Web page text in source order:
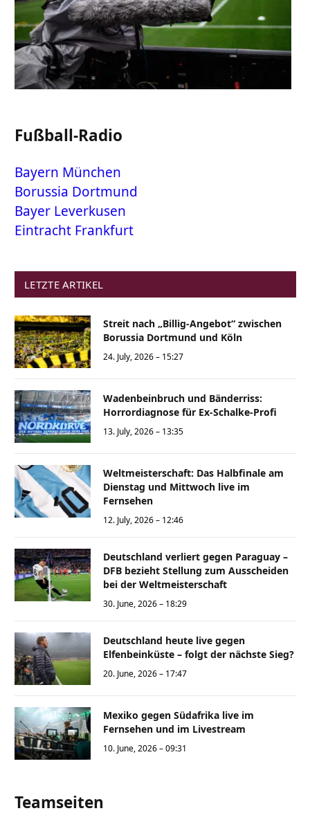
Fußball-Radio
Bayern München
Borussia Dortmund
Bayer Leverkusen
Eintracht Frankfurt
LETZTE ARTIKEL
Streit nach „Billig-Angebot“ zwischen
Borussia Dortmund und Köln
24. July, 2026 – 15:27
Wadenbeinbruch und Bänderriss:
Horrordiagnose für Ex-Schalke-Profi
13. July, 2026 – 13:35
Weltmeisterschaft: Das Halbfinale am
Dienstag und Mittwoch live im
Fernsehen
12. July, 2026 – 12:46
Deutschland verliert gegen Paraguay –
DFB bezieht Stellung zum Ausscheiden
bei der Weltmeisterschaft
30. June, 2026 – 18:29
Deutschland heute live gegen
Elfenbeinküste – folgt der nächste Sieg?
20. June, 2026 – 17:47
Mexiko gegen Südafrika live im
Fernsehen und im Livestream
10. June, 2026 – 09:31
Teamseiten